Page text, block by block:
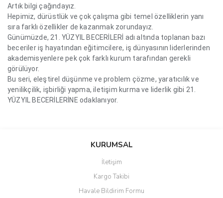
Artık bilgi çağındayız.
Hepimiz, dürüstlük ve çok çalışma gibi temel özelliklerin yanı
sıra farklı özellikler de kazanmak zorundayız.
Günümüzde, 21. YÜZYIL BECERİLERİ adı altında toplanan bazı
beceriler iş hayatından eğitimcilere, iş dünyasının liderlerinden
akademisyenlere pek çok farklı kurum tarafından gerekli
görülüyor.
Bu seri, eleştirel düşünme ve problem çözme, yaratıcılık ve
yenilikçilik, işbirliği yapma, iletişim kurma ve liderlik gibi 21.
YÜZYIL BECERİLERİNE odaklanıyor.
Bu ürüne ilk yorumu siz yapın!
Ürün resmi kalitesiz, bozuk veya görüntülenemiyor.
Ürün açıklamasında eksik bilgiler bulunuyor.
KURUMSAL
İletişim
Kargo Takibi
Havale Bildirim Formu